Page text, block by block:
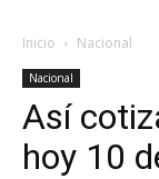
Inicio Nacional
Nacional
Así
hoy 10